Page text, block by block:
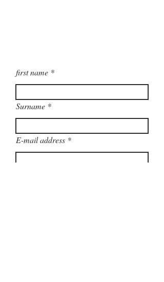
first name
Surname
E-mail address